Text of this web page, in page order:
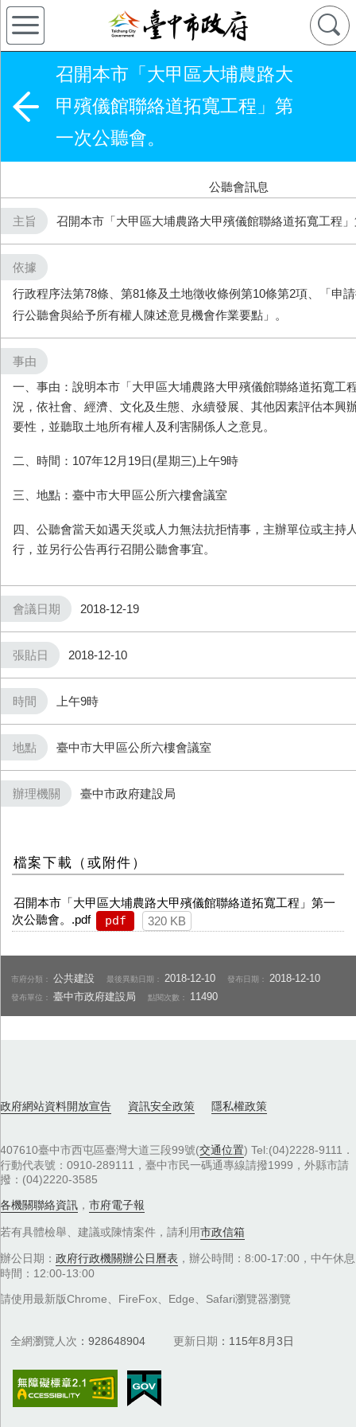
召開本市「大甲區大埔農路大
甲殯儀館聯絡道拓寬工程」第
一次公聽會。
公聽會訊息
主旨 召開本市「大甲區大埔農路大甲殯儀館聯絡道拓寬工程
依據
行政程序法第78條、第81條及土地徵收條例第10條第2項、「申
行公聽會與給予所有權人陳述意見機會作業要點」。
事由
一、事由：說明本市「大甲區大埔農路大甲殯儀館聯絡道拓寬工
況，依社會、經濟、文化及生態、永續發展、其他因素評估本興
要性，並聽取土地所有權人及利害關係人之意見。
二、時間：107年12月19日(星期三)上午9時
三、地點：臺中市大甲區公所六樓會議室
四、公聽會當天如遇天災或人力無法抗拒情事，主辦單位或主持
行，並另行公告再行召開公聽會事宜。
會議日期 2018-12-19
張貼日 2018-12-10
時間 上午9時
地點 臺中市大甲區公所六樓會議室
辦理機關 臺中市政府建設局
檔案下載（或附件）
召開本市「大甲區大埔農路大甲殯儀館聯絡道拓寬工程」第一
次公聽會。.pdf
pdf 320 KB
市府分類：公共建設 最後異動日期： 2018-12-10 發布日期： 2018-12-10
發布單位：臺中市政府建設局 點閱次數： 11490
政府網站資料開放宣告 資訊安全政策 隱私權政策
407610臺中市西屯區臺灣大道三段99號(交通位置) Tel:(04)2228-9111．
行動代表號：0910-289111，臺中市民一碼通專線請撥1999，外縣市請
撥：(04)2220-3585
各機關聯絡資訊 ， 市府電子報
若有具體檢舉、建議或陳情案件，請利用市政信箱
辦公日期： 政府行政機關辦公日曆表 ，辦公時間：8:00-17:00，中午休息
時間：12:00-13:00
請使用最新版Chrome、FireFox、Edge、Safari瀏覽器瀏覽
全網瀏覽人次 928648904 更新日期 115年8月3日